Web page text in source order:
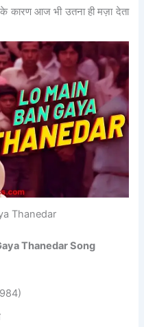
कारण आज भी उतना ही मज़ा देता
Thanedar
Thanedar Song